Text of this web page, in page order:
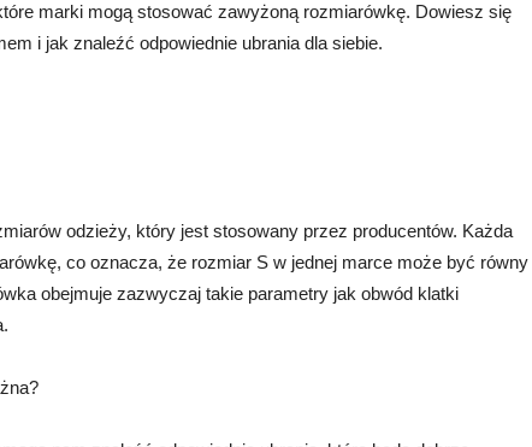
marki mogą stosować zawyżoną rozmiarówkę. Dowiesz się
i jak znaleźć odpowiednie ubrania dla siebie.
odzieży, który jest stosowany przez producentów. Każda
co oznacza, że rozmiar S w jednej marce może być równy
obejmuje zazwyczaj takie parametry jak obwód klatki